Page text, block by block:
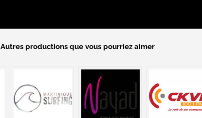
Autres productions que vous pourriez aimer